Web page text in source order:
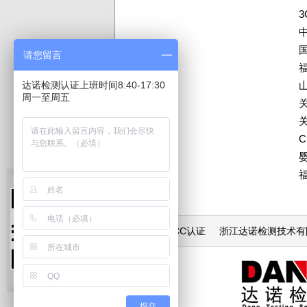
3C认证_CCC认证 浙江达诺检测技术
请您留言
达诺检测认证上班时间8:40-17:30
周一至周五